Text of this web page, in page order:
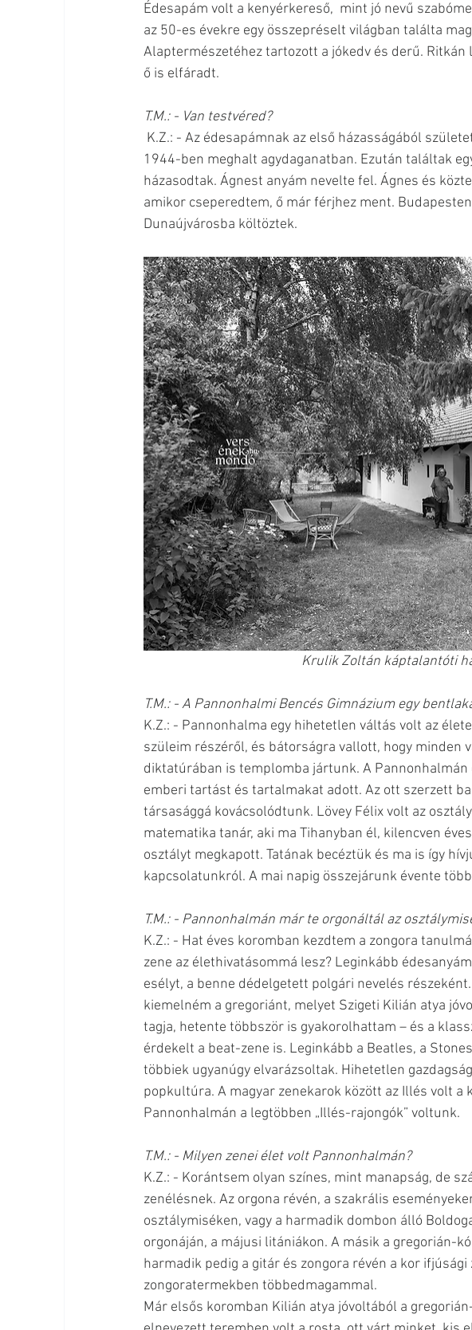
Édesapám volt a kenyérkereső,  mint jó nevű
az 50-es évekre egy összepréselt világban találta
Alaptermészetéhez tartozott a jókedv és derű.
ő is elfáradt.
T.M.: - Van testvéred?
1944-ben meghalt agydaganatban. Ezután találtak
házasodtak. Ágnest anyám nevelte fel. Ágnes és
amikor cseperedtem, ő már férjhez ment.
Dunaújvárosba költöztek.
Krulik Zoltán káptalantóti
T.M.: - A Pannonhalmi Bencés Gimnázium egy
K.Z.: - Pannonhalma egy hihetetlen váltás volt az
szüleim részéről, és bátorságra vallott, hogy minden
diktatúrában is templomba jártunk. A
emberi tartást és tartalmakat adott. Az ott szerzett
társasággá kovácsolódtunk. Lövey Félix volt az
matematika tanár, aki ma Tihanyban él, kilencven
osztályt megkapott. Tatának becéztük és ma is így
kapcsolatunkról. A mai napig összejárunk évente
T.M.: - Pannonhalmán már te orgonáltál az
K.Z.: - Hat éves koromban kezdtem a zongora
zene az élethivatásommá lesz? Leginkább
esélyt, a benne dédelgetett polgári nevelés
kiemelném a gregoriánt, melyet Szigeti Kilián atya
tagja, hetente többször is gyakorolhattam – és a
érdekelt a beat-zene is. Leginkább a Beatles, a
többiek ugyanúgy elvarázsoltak. Hihetetlen
popkultúra. A magyar zenekarok között az Illés volt a
Pannonhalmán a legtöbben „Illés-rajongók” voltunk.
T.M.: - Milyen zenei élet volt Pannonhalmán?
K.Z.: - Korántsem olyan színes, mint manapság, de
zenélésnek. Az orgona révén, a szakrális
osztálymiséken, vagy a harmadik dombon álló
orgonáján, a májusi litániákon. A másik a gregorián-
harmadik pedig a gitár és zongora révén a kor
zongoratermekben többedmagammal.
Már elsős koromban Kilián atya jóvoltából a